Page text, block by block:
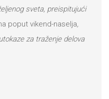
sveta, preispitujući
poput vikend-naselja,
za traženje delova